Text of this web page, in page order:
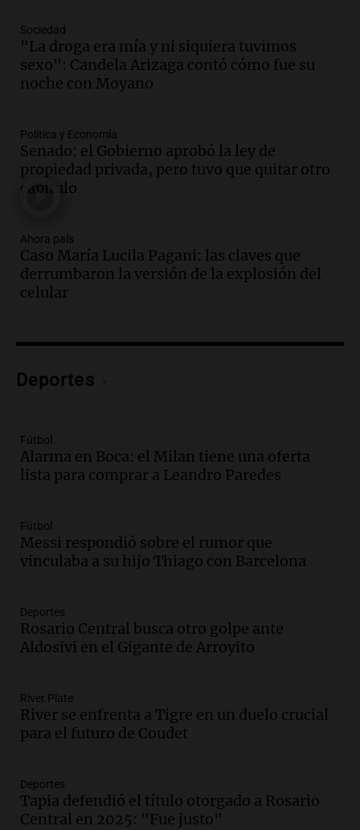
Episodios
Audio.Una mujer muere tras un vuelco
en la Circunvalación Este-Oeste de
Salta
Episodios
Audio. El Polo Obrero marcha en
Córdoba pidiendo trabajo genuino y
mejoras en programas sociales
Audio.La marcha de gremios y
organizaciones sociales por San
Cayetano avanza hacia el Monumento
Noticias Rosario
Audio.San Cayetano y Aumento de
Argentina en un Resumen Actual
Audio.
"Es un proyecto de país que apunta a una
Argentina extractivista"
Audio.Kicillof critica la represión
policial en el Congreso por la ley de
propiedad privada
Episodios
Audio.Comienza Expo La Bulaye 2026:
Un atractivo para la ruralidad y el
Episodios
Audio.Femicidio de Agostina Vega en
Juntos
Episodios
Sociedad
"La droga era mía y ni siquiera tuvimos
sexo": Candela Arizaga contó cómo fue su
noche con Moyano
Política y Economía
Senado: el Gobierno aprobó la ley de
propiedad privada, pero tuvo que quitar otro
capítulo
Ahora país
Caso María Lucila Pagani: las claves que
derrumbaron la versión de la explosión del
celular
Deportes
Fútbol
Alarma en Boca: el Milan tiene una oferta
lista para comprar a Leandro Paredes
Fútbol
Messi respondió sobre el rumor que
vinculaba a su hijo Thiago con Barcelona
Deportes
Rosario Central busca otro golpe ante
Aldosivi en el Gigante de Arroyito
River Plate
River se enfrenta a Tigre en un duelo crucial
para el futuro de Coudet
Deportes
Tapia defendió el título otorgado a Rosario
Central en 2025: "Fue justo"